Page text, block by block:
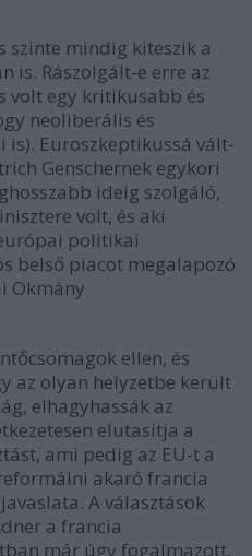
szinte mindig kiteszik a
is. Rászolgált-e erre az
volt egy kritikusabb és
neoliberális és
Euroszkeptikussá vált-
Genschernek egykori
ideig szolgáló,
volt, és aki
politikai
belső piacot megalapozó
Okmány
ellen, és
az olyan helyzetbe került
elhagyhassák az
elutasítja a
ami pedig az EU-t a
akaró francia
A választások
a francia
már úgy fogalmazott,